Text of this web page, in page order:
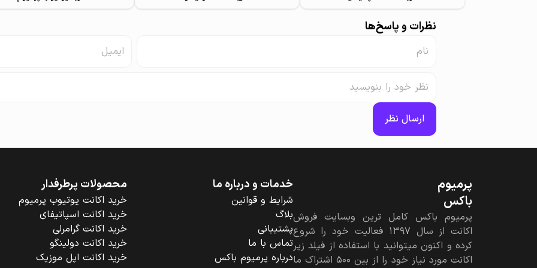
نظرات و پاسخ‌ها
ارسال نظر
پرمیوم‌
باکس
پرمیوم باکس کامل ترین وبسایت فروش
اکانت از سال ۱۳۹۷ فعالیت خود را شروع
کرده و اکنون میتوانید با استفاده از فیلد زیر
اکانت مورد نیاز خود را از بین ۵۰۰ اشتراک ما
خدمات و درباره ما
شرایط و قوانین
بلاگ
پشتیبانی
تماس با ما
درباره پرمیوم باکس
محصولات پرطرفدار
خرید اکانت یوتیوب پرمیوم
خرید اکانت اسپاتیفای
خرید اکانت گرامرلی
خرید اکانت دولینگو
خرید اکانت اپل موزیک